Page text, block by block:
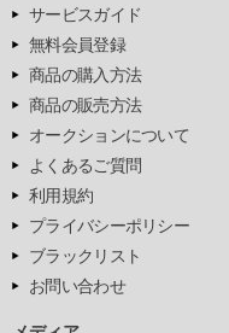
サービスガイド
無料会員登録
商品の購入方法
商品の販売方法
オークションについて
よくあるご質問
利用規約
プライバシーポリシー
ブラックリスト
お問い合わせ